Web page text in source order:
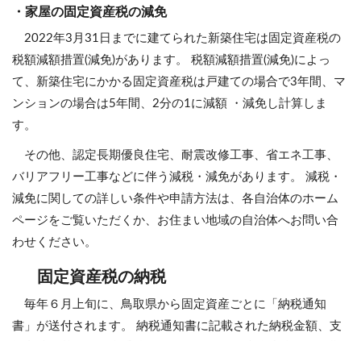
・家屋の固定資産税の減免
2022年3月31日までに建てられた新築住宅は固定資産税の
税額減額措置(減免)があります。 税額減額措置(減免)によっ
て、新築住宅にかかる固定資産税は戸建ての場合で3年間、マ
ンションの場合は5年間、2分の1に減額 ・減免し計算しま
す。
その他、認定長期優良住宅、耐震改修工事、省エネ工事、
バリアフリー工事などに伴う減税・減免があります。 減税・
減免に関しての詳しい条件や申請方法は、各自治体のホーム
ページをご覧いただくか、お住まい地域の自治体へお問い合
わせください。
固定資産税の納税
毎年６月上旬に、鳥取県から固定資産ごとに「納税通知
書」が送付されます。 納税通知書に記載された納税金額、支